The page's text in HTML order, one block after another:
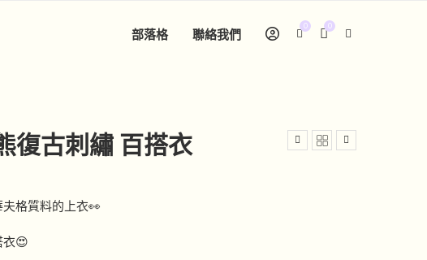
部落格 聯絡我們
0
0
復古刺繡 百搭衣
格質料的上衣👀
衣😍